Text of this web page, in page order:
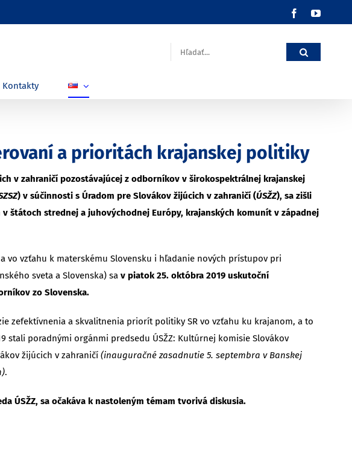
Facebook
Hľadať:
Kontakty
a prioritách krajanskej politiky
v zahraničí pozostávajúcej z odborníkov v širokospektrálnej krajanskej
) v súčinnosti s Úradom pre Slovákov žijúcich v zahraničí (ÚSŽZ), sa zišli
strednej a juhovýchodnej Európy, krajanských komunít v západnej
vzťahu k materskému Slovensku i hľadanie nových prístupov pri
sveta a Slovenska) sa v piatok 25. októbra 2019 uskutoční
zo Slovenska.
zefektívnenia a skvalitnenia priorít politiky SR vo vzťahu ku krajanom, a to
poradnými orgánmi predsedu ÚSŽZ: Kultúrnej komisie Slovákov
žijúcich v zahraničí (inauguračné zasadnutie 5. septembra v Banskej
.
ÚSŽZ, sa očakáva k nastoleným témam tvorivá diskusia.